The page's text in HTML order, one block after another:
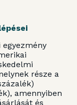
része a
amennyiben
és